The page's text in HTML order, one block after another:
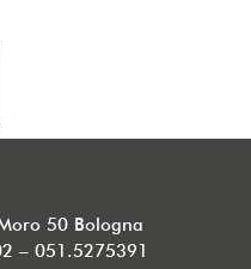
50 Bologna
– 051.5275391